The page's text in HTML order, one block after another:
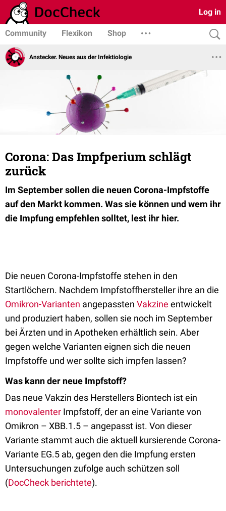
Log in
Community Flexikon Shop
Anstecker. Neues aus der Infektiologie
Corona: Das Impfperium schlägt
zurück
Im September sollen die neuen Corona-Impfstoffe
auf den Markt kommen. Was sie können und wem ihr
die Impfung empfehlen solltet, lest ihr hier.
Die neuen Corona-Impfstoffe stehen in den
Startlöchern. Nachdem Impfstoffhersteller ihre an die
Omikron-Varianten angepassten Vakzine entwickelt
und produziert haben, sollen sie noch im September
bei Ärzten und in Apotheken erhältlich sein. Aber
gegen welche Varianten eignen sich die neuen
Impfstoffe und wer sollte sich impfen lassen?
Was kann der neue Impfstoff?
Das neue Vakzin des Herstellers Biontech ist ein
monovalenter Impfstoff, der an eine Variante von
Omikron – XBB.1.5 – angepasst ist. Von dieser
Variante stammt auch die aktuell kursierende Corona-
Variante EG.5 ab, gegen den die Impfung ersten
Untersuchungen zufolge auch schützen soll
(DocCheck berichtete).